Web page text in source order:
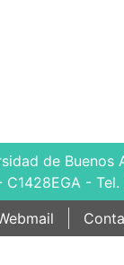
de Buenos
-